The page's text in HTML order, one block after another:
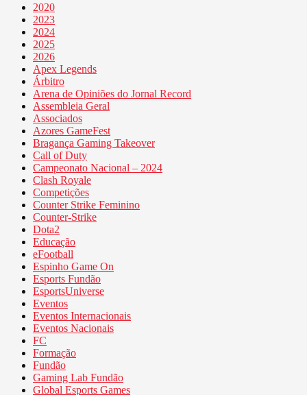
2020
2023
2024
2025
2026
Apex Legends
Árbitro
Arena de Opiniões do Jornal Record
Assembleia Geral
Associados
Azores GameFest
Bragança Gaming Takeover
Call of Duty
Campeonato Nacional – 2024
Clash Royale
Competições
Counter Strike Feminino
Counter-Strike
Dota2
Educação
eFootball
Espinho Game On
Esports Fundão
EsportsUniverse
Eventos
Eventos Internacionais
Eventos Nacionais
FC
Formação
Fundão
Gaming Lab Fundão
Global Esports Games